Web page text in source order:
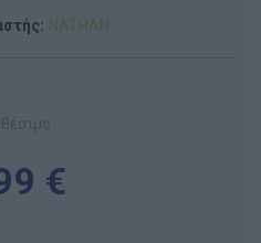
NATHAN
€